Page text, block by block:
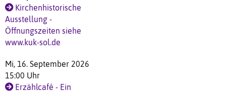
Kirchenhistorische
Ausstellung -
Öffnungszeiten siehe
www.kuk-sol.de
Mi, 16. September 2026
15:00 Uhr
Erzählcafé - Ein